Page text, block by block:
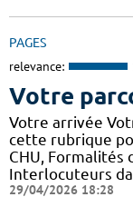
PAGES
relevance:
Votre
Votre arrivée
cette rubrique
CHU, Formalités
Interlocuteurs
29/04/2026 18:28